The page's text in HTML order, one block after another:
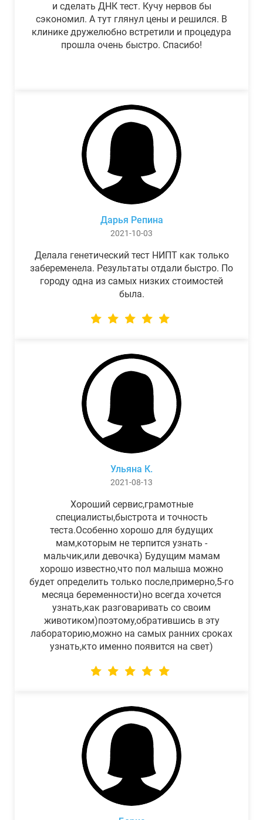
и сделать ДНК тест. Кучу нервов бы
сэкономил. А тут глянул цены и решился. В
клинике дружелюбно встретили и процедура
прошла очень быстро. Спасибо!
Дарья Репина
2021-10-03
Делала генетический тест НИПТ как только
забеременела. Результаты отдали быстро. По
городу одна из самых низких стоимостей
была.
Ульяна К.
2021-08-13
Хороший сервис,грамотные
специалисты,быстрота и точность
теста.Особенно хорошо для будущих
мам,которым не терпится узнать -
мальчик,или девочка) Будущим мамам
хорошо известно,что пол малыша можно
будет определить только после,примерно,5-го
месяца беременности)но всегда хочется
узнать,как разговаривать со своим
животиком)поэтому,обратившись в эту
лабораторию,можно на самых ранних сроках
узнать,кто именно появится на свет)